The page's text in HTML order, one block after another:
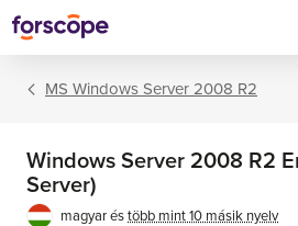
MS Windows Server 2008 R2
Windows Server 2008 R2
Server)
magyar éstöbb mint 10 másik nyelv